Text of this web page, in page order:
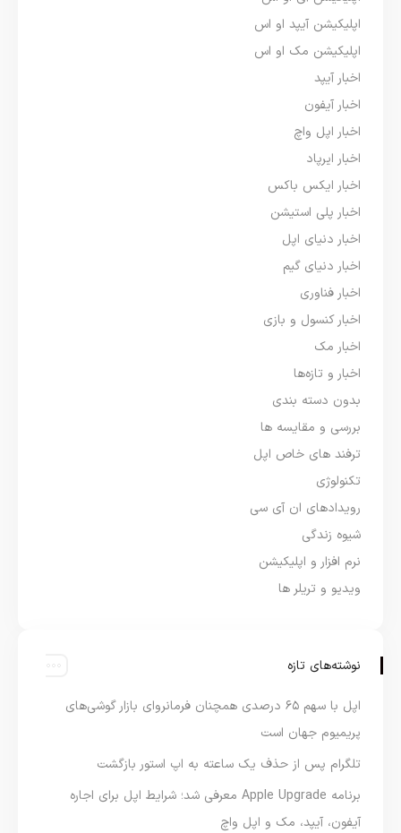
اپلیکیشن آیپد او اس
اپلیکیشن مک او اس
اخبار آیپد
اخبار آیفون
اخبار اپل واچ
اخبار ایرپاد
اخبار ایکس باکس
اخبار پلی استیشن
اخبار دنیای اپل
اخبار دنیای گیم
اخبار فناوری
اخبار کنسول و بازی
اخبار مک
اخبار و تازه‌ها
بدون دسته بندی
بررسی و مقایسه ها
ترفند های خاص اپل
تکنولوژی
رویدادهای ان آی سی
شیوه زندگی
نرم افزار و اپلیکیشن
ویدیو و تریلر ها
نوشته‌های تازه
اپل با سهم ۶۵ درصدی همچنان فرمانروای بازار گوشی‌های
پریمیوم جهان است
تلگرام پس از حذف یک ساعته به اپ استور بازگشت
برنامه Apple Upgrade معرفی شد؛ شرایط اپل برای اجاره
آیفون، آیپد، مک و اپل واچ